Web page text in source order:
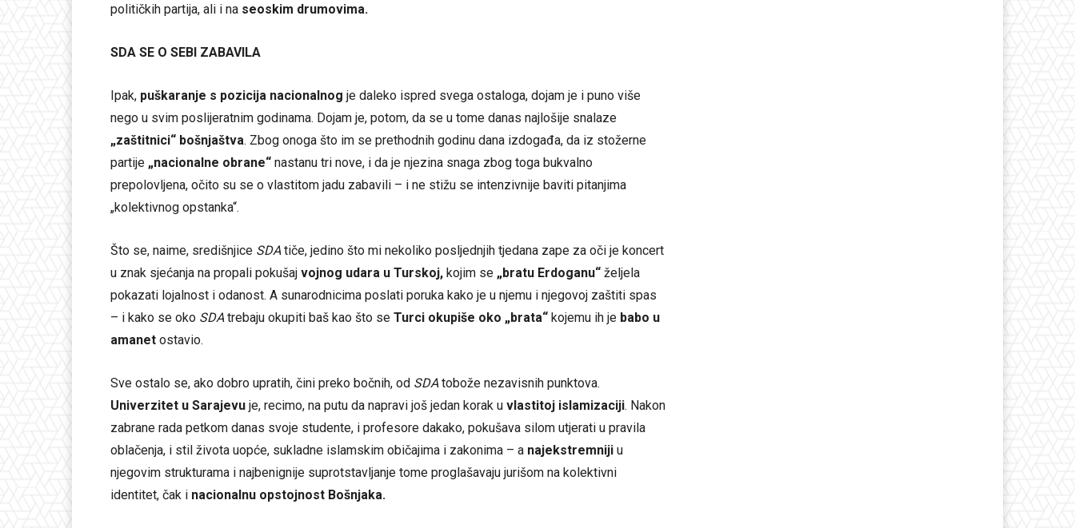
političkih partija, ali i na seoskim drumovima.
SDA SE O SEBI ZABAVILA
Ipak, puškaranje s pozicija nacionalnog je daleko ispred svega ostaloga, dojam je i puno više
nego u svim poslijeratnim godinama. Dojam je, potom, da se u tome danas najlošije snalaze
„zaštitnici“ bošnjaštva. Zbog onoga što im se prethodnih godinu dana izdogađa, da iz stožerne
partije „nacionalne obrane“ nastanu tri nove, i da je njezina snaga zbog toga bukvalno
prepolovljena, očito su se o vlastitom jadu zabavili – i ne stižu se intenzivnije baviti pitanjima
„kolektivnog opstanka“.
Što se, naime, središnjice SDA tiče, jedino što mi nekoliko posljednjih tjedana zape za oči je koncert
u znak sjećanja na propali pokušaj vojnog udara u Turskoj, kojim se „bratu Erdoganu“ željela
pokazati lojalnost i odanost. A sunarodnicima poslati poruka kako je u njemu i njegovoj zaštiti spas
– i kako se oko SDA trebaju okupiti baš kao što se Turci okupiše oko „brata“ kojemu ih je babo u
amanet ostavio.
Sve ostalo se, ako dobro upratih, čini preko bočnih, od SDA tobože nezavisnih punktova.
Univerzitet u Sarajevu je, recimo, na putu da napravi još jedan korak u vlastitoj islamizaciji. Nakon
zabrane rada petkom danas svoje studente, i profesore dakako, pokušava silom utjerati u pravila
oblačenja, i stil života uopće, sukladne islamskim običajima i zakonima – a najekstremniji u
njegovim strukturama i najbenignije suprotstavljanje tome proglašavaju jurišom na kolektivni
identitet, čak i nacionalnu opstojnost Bošnjaka.